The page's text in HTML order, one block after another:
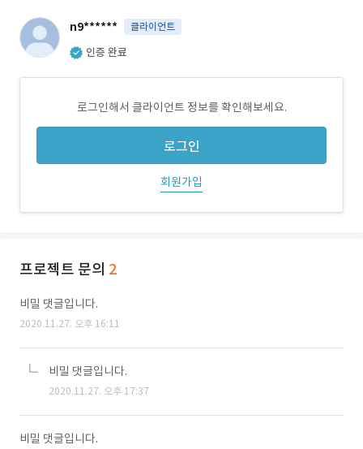
n9****** 클라이언트
인증 완료
로그인해서 클라이언트 정보를 확인해보세요.
로그인
회원가입
프로젝트 문의 2
비밀 댓글입니다.
2020.11.27. 오후 16:11
비밀 댓글입니다.
2020.11.27. 오후 17:37
비밀 댓글입니다.